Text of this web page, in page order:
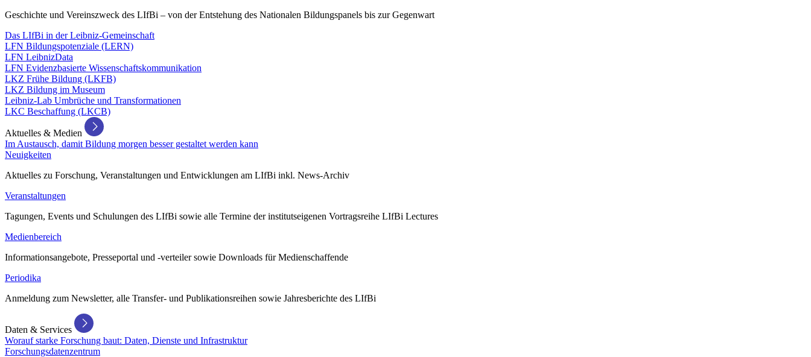
Geschichte und Vereinszweck des LIfBi – von der Entstehung des Nationalen Bildungspanels bis zur Gegenwart
Das LIfBi in der Leibniz-Gemeinschaft
LFN Bildungspotenziale (LERN)
LFN LeibnizData
LFN Evidenzbasierte Wissenschaftskommunikation
LKZ Frühe Bildung (LKFB)
LKZ Bildung im Museum
Leibniz-Lab Umbrüche und Transformationen
LKC Beschaffung (LKCB)
Aktuelles & Medien
Im Austausch, damit Bildung morgen besser gestaltet werden kann
Neuigkeiten
Aktuelles zu Forschung, Veranstaltungen und Entwicklungen am LIfBi inkl. News-Archiv
Veranstaltungen
Tagungen, Events und Schulungen des LIfBi sowie alle Termine der institutseigenen Vortragsreihe LIfBi Lectures
Medienbereich
Informationsangebote, Presseportal und -verteiler sowie Downloads für Medienschaffende
Periodika
Anmeldung zum Newsletter, alle Transfer- und Publikationsreihen sowie Jahresberichte des LIfBi
Daten & Services
Worauf starke Forschung baut: Daten, Dienste und Infrastruktur
Forschungsdatenzentrum